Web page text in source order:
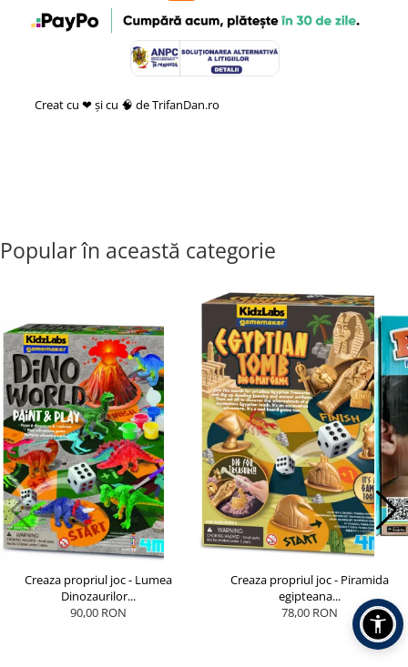
Creat cu ❤ și cu 🧠 de TrifanDan.ro
Popular în această categorie
Creaza propriul joc - Lumea
Dinozaurilor...
90,00 RON
Creaza propriul joc - Piramida
egipteana...
78,00 RON